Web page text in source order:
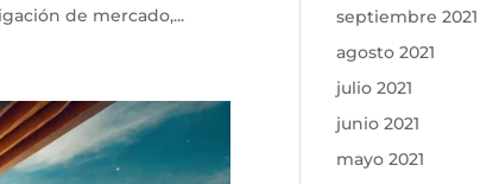
de mercado,...
septiembre 2021
agosto 2021
julio 2021
junio 2021
mayo 2021